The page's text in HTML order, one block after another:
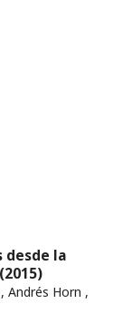
desde la
(2015)
Andrés Horn ,